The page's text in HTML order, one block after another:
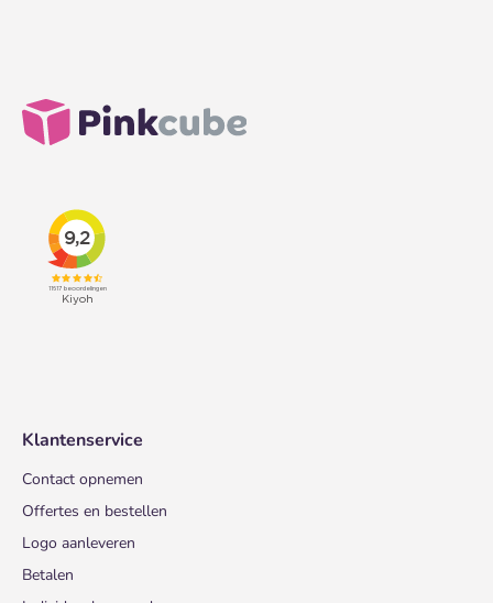
Klantenservice
Contact opnemen
Offertes en bestellen
Logo aanleveren
Betalen